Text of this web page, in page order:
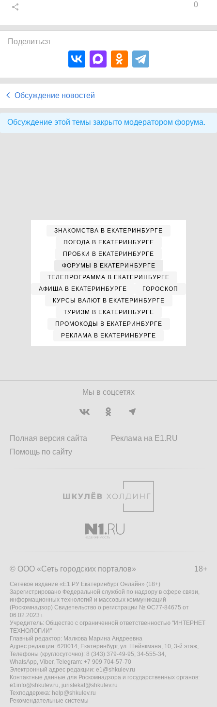
0
Поделиться
Обсуждение новостей
Обсуждение этой темы закрыто модератором форума.
ЗНАКОМСТВА В ЕКАТЕРИНБУРГЕ
ПОГОДА В ЕКАТЕРИНБУРГЕ
ПРОБКИ В ЕКАТЕРИНБУРГЕ
ФОРУМЫ В ЕКАТЕРИНБУРГЕ
ТЕЛЕПРОГРАММА В ЕКАТЕРИНБУРГЕ
АФИША В ЕКАТЕРИНБУРГЕ
ГОРОСКОП
КУРСЫ ВАЛЮТ В ЕКАТЕРИНБУРГЕ
ТУРИЗМ В ЕКАТЕРИНБУРГЕ
ПРОМОКОДЫ В ЕКАТЕРИНБУРГЕ
РЕКЛАМА В ЕКАТЕРИНБУРГЕ
Мы в соцсетях
Полная версия сайта
Помощь по сайту
Реклама на E1.RU
18+
© ООО «Сеть городских порталов»
Сетевое издание «Е1.РУ Екатеринбург Онлайн» (18+)
Зарегистрировано Федеральной службой по надзору в сфере связи,
информационных технологий и массовых коммуникаций
(Роскомнадзор) Свидетельство о регистрации № ФС77-84675 от
06.02.2023 г.
Учредитель: Общество с ограниченной ответственностью "ИНТЕРНЕТ
ТЕХНОЛОГИИ"
Главный редактор: Малкова Марина Андреевна
Адрес редакции: 620014, Екатеринбург, ул. Шейнкмана, 10, 3-й этаж,
Телефоны (круглосуточно): 8 (343) 379-49-95, 34-555-34,
WhatsApp, Viber, Telegram: +7 909 704-57-70
Электронный адрес редакции: e1@shkulev.ru
Контактные данные для Роскомнадзора и государственных органов:
e1info@shkulev.ru, juristekat@shkulev.ru
Техподдержка: help@shkulev.ru
Рекомендательные системы